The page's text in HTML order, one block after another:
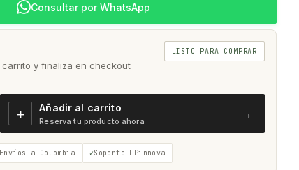
Consultar por WhatsApp
y finaliza en checkout
LISTO PARA COMPRAR
＋ Añadir al carrito
Reserva tu producto ahora
→
Envíos a Colombia Soporte LPinnova